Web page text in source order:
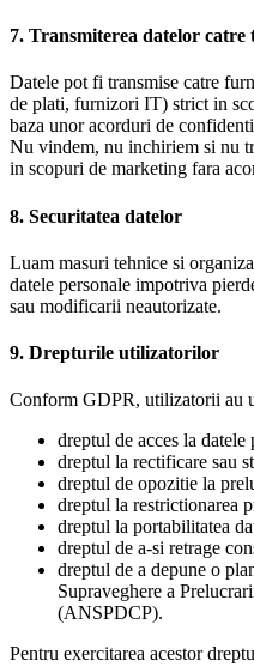
7. Transmiterea datelor catre
Datele pot fi transmise catre
de plati, furnizori IT) strict in
baza unor acorduri de
Nu vindem, nu inchiriem si nu
in scopuri de marketing fara
8. Securitatea datelor
Luam masuri tehnice si
datele personale impotriva
sau modificarii neautorizate.
9. Drepturile utilizatorilor
Conform GDPR, utilizatorii au
dreptul de acces la datele
dreptul la rectificare sau
dreptul de opozitie la
dreptul la restrictionarea
dreptul la portabilitatea
dreptul de a-si retrage
dreptul de a depune o
Supraveghere a
(ANSPDCP).
Pentru exercitarea acestor